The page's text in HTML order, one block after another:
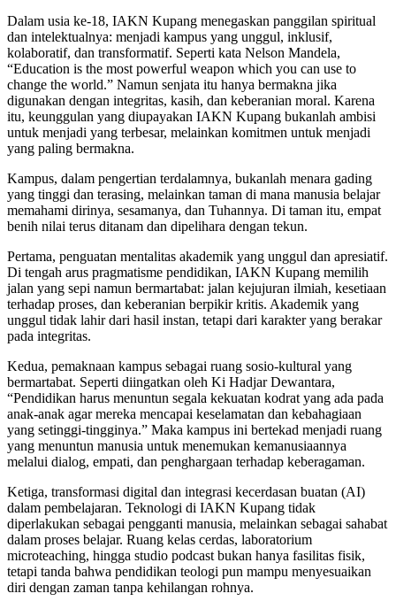
Dalam usia ke-18, IAKN Kupang menegaskan panggilan spiritual
dan intelektualnya: menjadi kampus yang unggul, inklusif,
kolaboratif, dan transformatif. Seperti kata Nelson Mandela,
“Education is the most powerful weapon which you can use to
change the world.” Namun senjata itu hanya bermakna jika
digunakan dengan integritas, kasih, dan keberanian moral. Karena
itu, keunggulan yang diupayakan IAKN Kupang bukanlah ambisi
untuk menjadi yang terbesar, melainkan komitmen untuk menjadi
yang paling bermakna.
Kampus, dalam pengertian terdalamnya, bukanlah menara gading
yang tinggi dan terasing, melainkan taman di mana manusia belajar
memahami dirinya, sesamanya, dan Tuhannya. Di taman itu, empat
benih nilai terus ditanam dan dipelihara dengan tekun.
Pertama, penguatan mentalitas akademik yang unggul dan apresiatif.
Di tengah arus pragmatisme pendidikan, IAKN Kupang memilih
jalan yang sepi namun bermartabat: jalan kejujuran ilmiah, kesetiaan
terhadap proses, dan keberanian berpikir kritis. Akademik yang
unggul tidak lahir dari hasil instan, tetapi dari karakter yang berakar
pada integritas.
Kedua, pemaknaan kampus sebagai ruang sosio-kultural yang
bermartabat. Seperti diingatkan oleh Ki Hadjar Dewantara,
“Pendidikan harus menuntun segala kekuatan kodrat yang ada pada
anak-anak agar mereka mencapai keselamatan dan kebahagiaan
yang setinggi-tingginya.” Maka kampus ini bertekad menjadi ruang
yang menuntun manusia untuk menemukan kemanusiaannya
melalui dialog, empati, dan penghargaan terhadap keberagaman.
Ketiga, transformasi digital dan integrasi kecerdasan buatan (AI)
dalam pembelajaran. Teknologi di IAKN Kupang tidak
diperlakukan sebagai pengganti manusia, melainkan sebagai sahabat
dalam proses belajar. Ruang kelas cerdas, laboratorium
microteaching, hingga studio podcast bukan hanya fasilitas fisik,
tetapi tanda bahwa pendidikan teologi pun mampu menyesuaikan
diri dengan zaman tanpa kehilangan rohnya.